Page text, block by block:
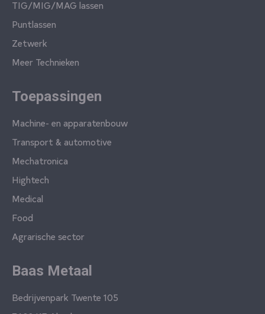
TIG/MIG/MAG lassen
Puntlassen
Zetwerk
Meer Technieken
Toepassingen
Machine- en apparatenbouw
Transport & automotive
Mechatronica
Hightech
Medical
Food
Agrarische sector
Baas Metaal
Bedrijvenpark Twente 105